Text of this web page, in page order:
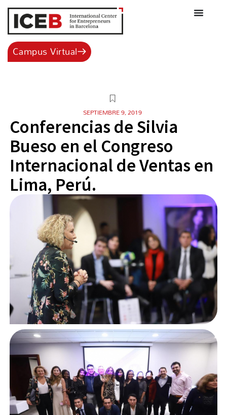
contenido
Campus Virtual
SEPTIEMBRE 9, 2019
Conferencias de Silvia
Bueso en el Congreso
Internacional de Ventas en
Lima, Perú.